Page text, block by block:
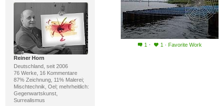
Reiner Horn
Deutschland, seit 2006
76 Werke, 16 Kommentare
87% Zeichnung, 11% Malerei;
Mischtechnik, Oel; mehrheitlich:
Gegenwartskunst,
Surrealismus
1 · 1 · Favorite Work